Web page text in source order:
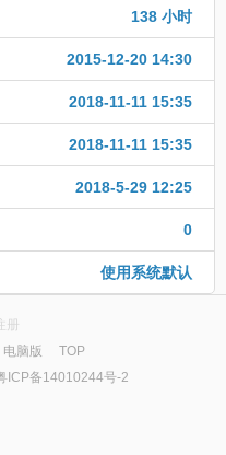
138 小时
2015-12-20 14:30
2018-11-11 15:35
2018-11-11 15:35
2018-5-29 12:25
0
使用系统默认
册
电脑版
TOP
ICP备14010244号-2